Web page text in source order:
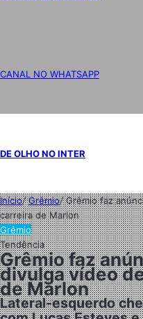
CANAL NO WHATSAPP
DE OLHO NO INTER
Início/Grêmio/Grêmio faz
carreira de Marlon
Grêmio
Tendência
Grêmio faz
divulga vídeo
de Marlon
Lateral-esquerdo